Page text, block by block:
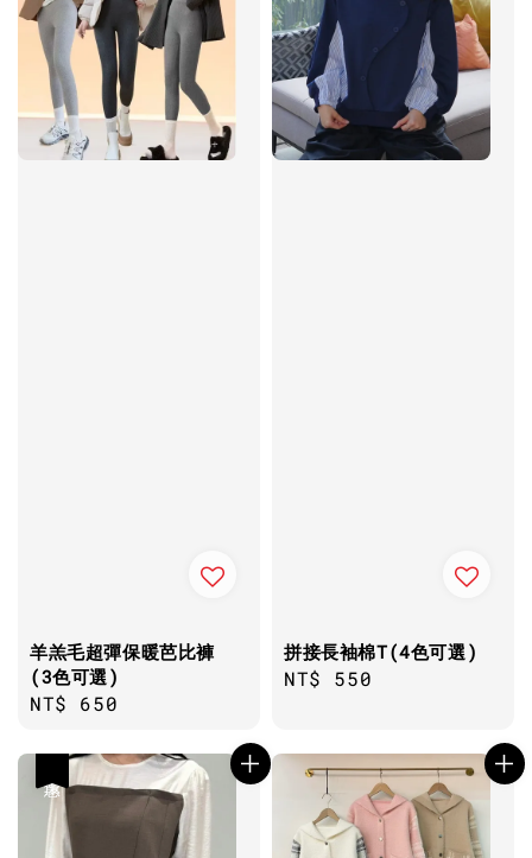
羊羔毛超彈保暖芭比褲
(3色可選)
Regular
NT$ 650
拼接長袖棉T(4色可選)
Regular
NT$ 550